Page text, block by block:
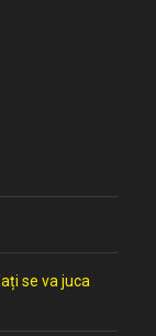
se va juca